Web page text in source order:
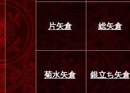
片矢倉 総矢倉
菊水矢倉 銀立ち矢倉